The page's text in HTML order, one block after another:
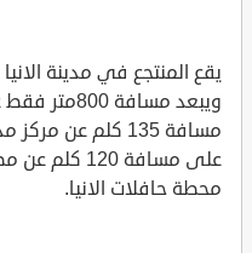
يقع المنتجع في مدينة الانيا
ويبعد مسافة
مسافة 135 كلم عن
محطة حافلات الانيا.